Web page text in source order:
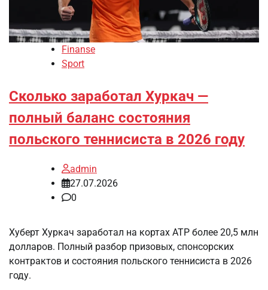
Finanse
Sport
Сколько заработал Хуркач —
полный баланс состояния
польского теннисиста в 2026 году
admin
27.07.2026
0
Хуберт Хуркач заработал на кортах ATP более 20,5 млн
долларов. Полный разбор призовых, спонсорских
контрактов и состояния польского теннисиста в 2026
году.